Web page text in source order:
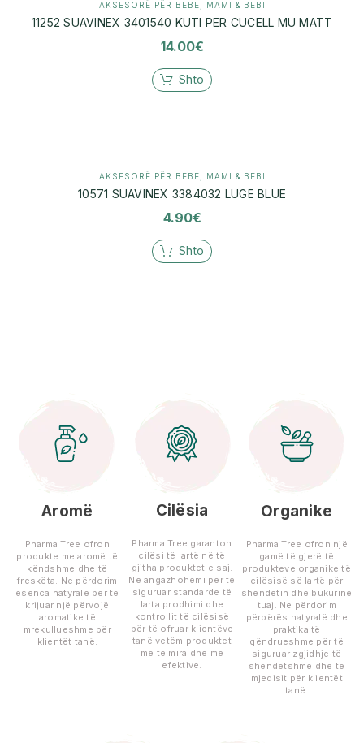
AKSESORË PËR BEBE MAMI & BEBI
11252 SUAVINEX 3401540 KUTI PER CUCELL MU MATT
14.00€
Shto
AKSESORË PËR BEBE MAMI & BEBI
10571 SUAVINEX 3384032 LUGE BLUE
4.90€
Shto
Aromë
Pharma Tree ofron
produkte me aromë të
këndshme dhe të
freskëta. Ne përdorim
esenca natyrale për të
krijuar një përvojë
aromatike të
mrekullueshme për
klientët tanë.
Cilësia
Pharma Tree garanton
cilësi të lartë në të
gjitha produktet e saj.
Ne angazhohemi për të
siguruar standarde të
larta prodhimi dhe
kontrollit të cilësisë
për të ofruar klientëve
tanë vetëm produktet
më të mira dhe më
efektive.
Organike
Pharma Tree ofron një
gamë të gjerë të
produkteve organike të
cilësisë së lartë për
shëndetin dhe bukurinë
tuaj. Ne përdorim
përbërës natyralë dhe
praktika të
qëndrueshme për të
siguruar zgjidhje të
shëndetshme dhe të
mjedisit për klientët
tanë.